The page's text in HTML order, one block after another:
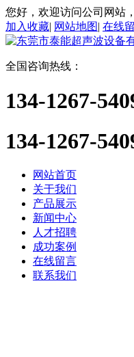
您好，欢迎访问公司网站
加入收藏| 网站地图| 在线
全国咨询热线：
134-1267-
134-1267-
网站首页
关于我们
产品展示
新闻中心
人才招聘
成功案例
在线留言
联系我们